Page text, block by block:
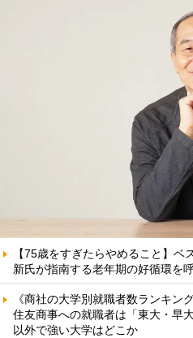
【75歳をすぎたらやめること】
新氏が指南する老年期の好循環を
《商社の大学別就職者数ランキン
住友商事への就職者は「東大・
以外で強い大学はどこか